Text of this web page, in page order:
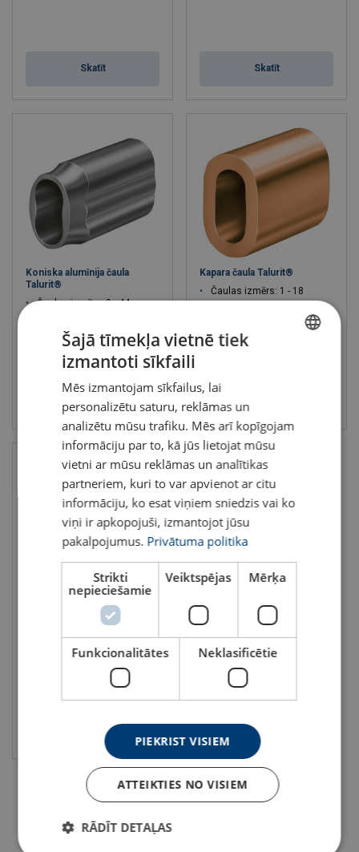
Skatīt Skatīt
Koniska alumīnija čaula
Talurit®
Čaulas izmērs: 9 - 44
Kapara čaula Talurit®
Čaulas izmērs: 1 - 18
Apaļa alumīnija čaula Talurit®
Čaulas izmērs: 1.5 - 14 mm
ENGLISH TRANSLATION
Šajā tīmekļa vietnē tiek
izmantoti sīkfaili
Mēs izmantojam sīkfailus, lai
personalizētu saturu, reklāmas un
analizētu mūsu trafiku. Mēs arī kopīgojam
informāciju par to, kā jūs lietojat mūsu
vietni ar mūsu reklāmas un analītikas
partneriem, kuri to var apvienot ar citu
informāciju, ko esat viņiem sniedzis vai ko
viņi ir apkopojuši, izmantojot jūsu
pakalpojumus. Privātuma politika
Strikti
nepieciešamie
Veiktspējas Mērķa
Funkcionalitātes Neklasificētie
PIEKRIST VISIEM
ATTEIKTIES NO VISIEM
RĀDĪT DETAĻAS